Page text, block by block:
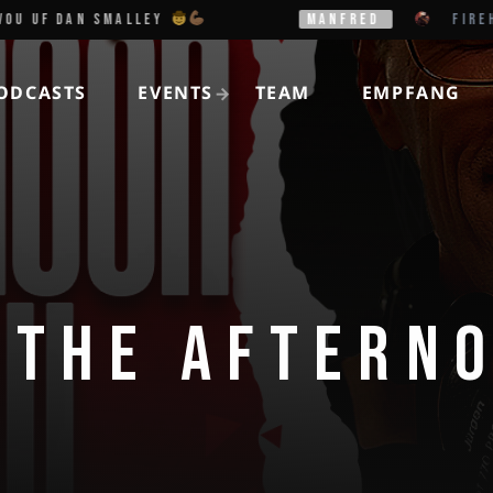
DAN SMALLEY MANFRED
EVENTS TEAM EMPFANG